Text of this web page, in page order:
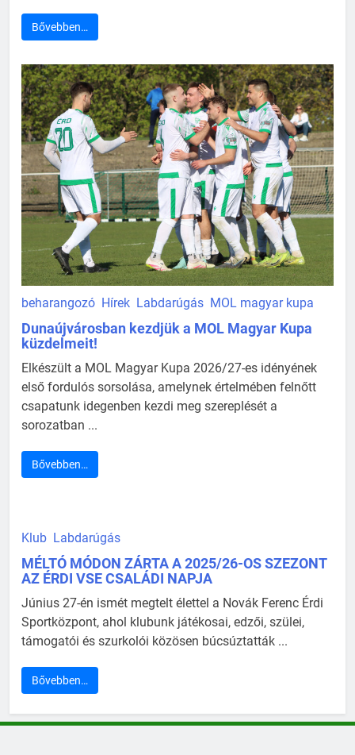
Bővebben…
beharangozó Hírek Labdarúgás MOL magyar kupa
Dunaújvárosban kezdjük a MOL Magyar Kupa
küzdelmeit!
Elkészült a MOL Magyar Kupa 2026/27-es idényének
első fordulós sorsolása, amelynek értelmében felnőtt
csapatunk idegenben kezdi meg szereplését a
sorozatban ...
Bővebben…
Klub Labdarúgás
MÉLTÓ MÓDON ZÁRTA A 2025/26-OS SZEZONT
AZ ÉRDI VSE CSALÁDI NAPJA
Június 27-én ismét megtelt élettel a Novák Ferenc Érdi
Sportközpont, ahol klubunk játékosai, edzői, szülei,
támogatói és szurkolói közösen búcsúztatták ...
Bővebben…